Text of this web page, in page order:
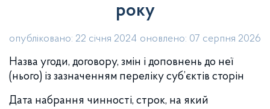
року
опубліковано: 22 січня 2024 оновлено: 07 серпня 2026
Назва угоди, договору, змін і доповнень до неї
(нього) із зазначенням переліку суб’єктів сторін
Дата набрання чинності, строк, на який